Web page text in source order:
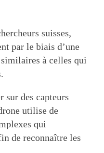
suisses,
par le biais d’une
à celles qui
sur des capteurs
utilise de
qui
de reconnaître les